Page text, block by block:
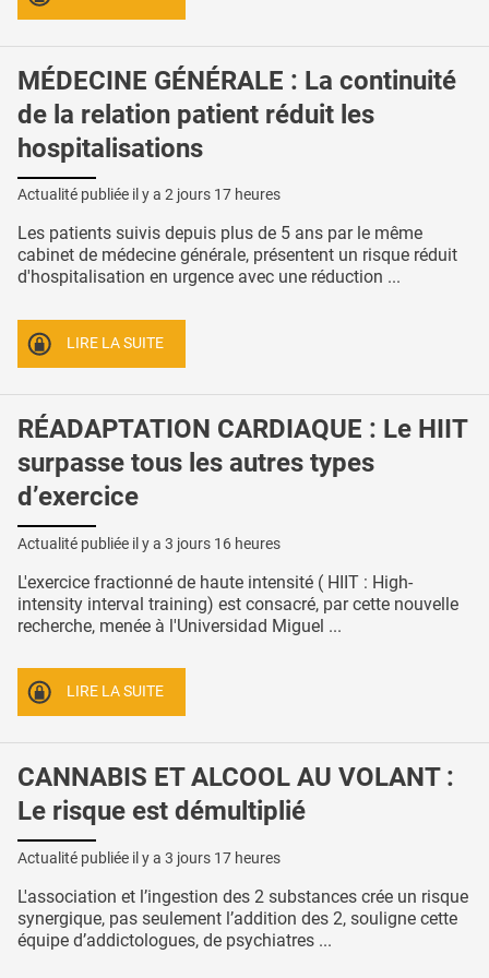
MÉDECINE GÉNÉRALE : La continuité
de la relation patient réduit les
hospitalisations
Actualité publiée il y a 2 jours 17 heures
Les patients suivis depuis plus de 5 ans par le même
cabinet de médecine générale, présentent un risque réduit
d'hospitalisation en urgence avec une réduction ...
LIRE LA SUITE
RÉADAPTATION CARDIAQUE : Le HIIT
surpasse tous les autres types
d’exercice
Actualité publiée il y a 3 jours 16 heures
L'exercice fractionné de haute intensité ( HIIT : High-
intensity interval training) est consacré, par cette nouvelle
recherche, menée à l'Universidad Miguel ...
LIRE LA SUITE
CANNABIS ET ALCOOL AU VOLANT :
Le risque est démultiplié
Actualité publiée il y a 3 jours 17 heures
L'association et l’ingestion des 2 substances crée un risque
synergique, pas seulement l’addition des 2, souligne cette
équipe d’addictologues, de psychiatres ...